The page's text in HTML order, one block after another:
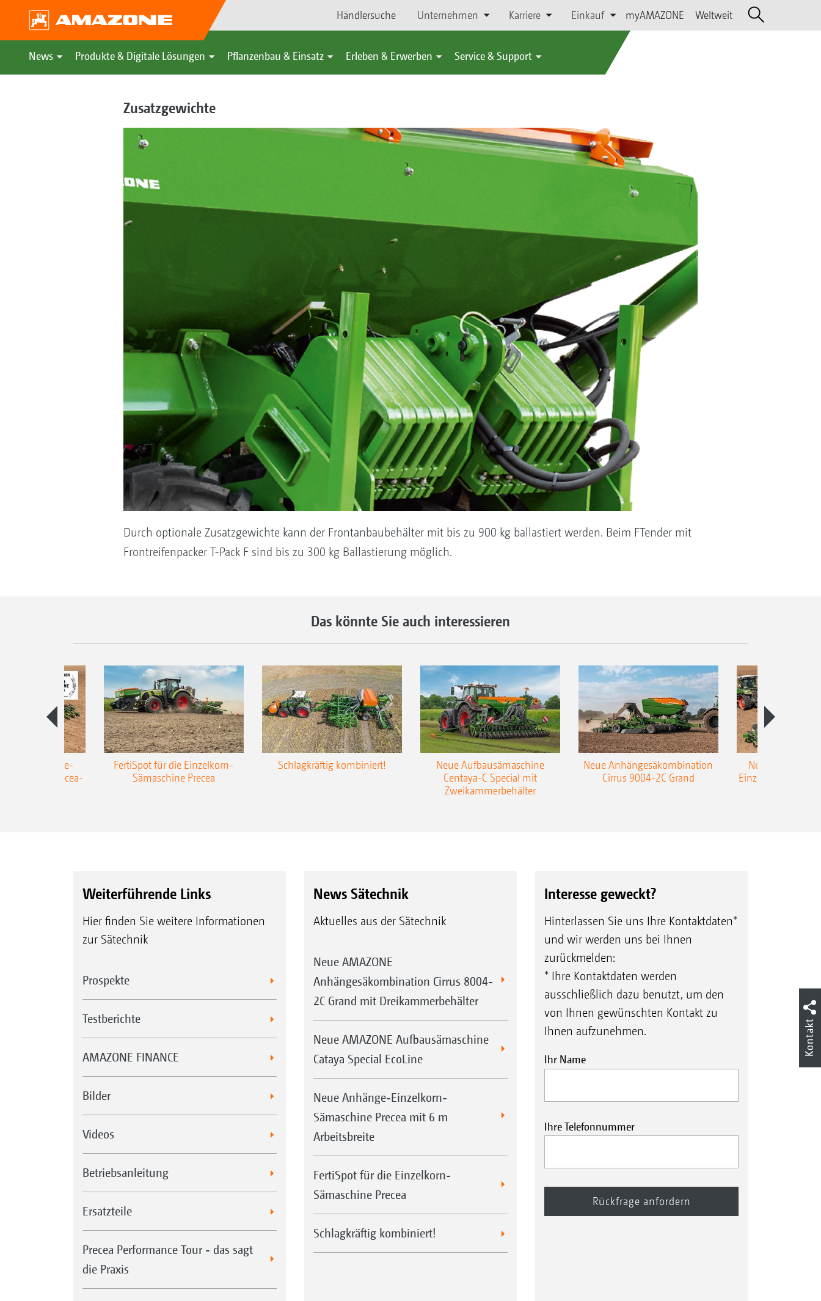
Händlersuche Unternehmen Karriere Einkauf myAMAZONE Weltweit
News Produkte & Digitale Lösungen Pflanzenbau & Einsatz Erleben & Erwerben Service & Support
Zusatzgewichte
Durch optionale Zusatzgewichte kann der Frontanbaubehälter mit bis zu 900 kg ballastiert werden. Beim FTender mit
Frontreifenpacker T-Pack F sind bis zu 300 kg Ballastierung möglich.
Das könnte Sie auch interessieren
Anhänge-
Precea-
FertiSpot für die Einzelkorn-
Sämaschine Precea
Schlagkräftig kombiniert!
Neue Aufbausämaschine
Centaya-C Special mit
Zweikammerbehälter
Neue Anhängesäkombination
Cirrus 9004-2C Grand
Neue
Einzelkorn-
Weiterführende Links
Hier finden Sie weitere Informationen
zur Sätechnik
Prospekte
Testberichte
AMAZONE FINANCE
Bilder
Videos
Betriebsanleitung
Ersatzteile
Precea Performance Tour - das sagt
die Praxis
News Sätechnik
Aktuelles aus der Sätechnik
Neue AMAZONE
Anhängesäkombination Cirrus 8004-
2C Grand mit Dreikammerbehälter
Neue AMAZONE Aufbausämaschine
Cataya Special EcoLine
Neue Anhänge-Einzelkorn-
Sämaschine Precea mit 6 m
Arbeitsbreite
FertiSpot für die Einzelkorn-
Sämaschine Precea
Schlagkräftig kombiniert!
Interesse geweckt?
Hinterlassen Sie uns Ihre Kontaktdaten*
und wir werden uns bei Ihnen
zurückmelden:
* Ihre Kontaktdaten werden
ausschließlich dazu benutzt, um den
von Ihnen gewünschten Kontakt zu
Ihnen aufzunehmen.
Ihr Name
Ihre Telefonnummer
Kontakt